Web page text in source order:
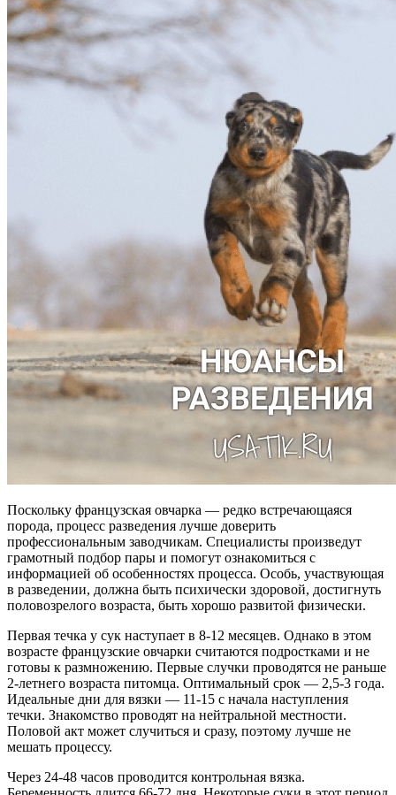
Поскольку французская овчарка — редко встречающаяся
порода, процесс разведения лучше доверить
профессиональным заводчикам. Специалисты произведут
грамотный подбор пары и помогут ознакомиться с
информацией об особенностях процесса. Особь, участвующая
в разведении, должна быть психически здоровой, достигнуть
половозрелого возраста, быть хорошо развитой физически.
Первая течка у сук наступает в 8-12 месяцев. Однако в этом
возрасте французские овчарки считаются подростками и не
готовы к размножению. Первые случки проводятся не раньше
2-летнего возраста питомца. Оптимальный срок — 2,5-3 года.
Идеальные дни для вязки — 11-15 с начала наступления
течки. Знакомство проводят на нейтральной местности.
Половой акт может случиться и сразу, поэтому лучше не
мешать процессу.
Через 24-48 часов проводится контрольная вязка.